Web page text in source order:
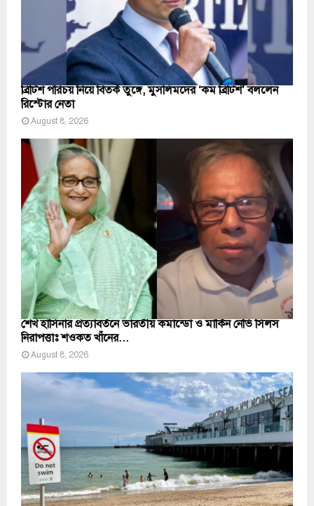
ব্রিটিশ পরিচয় নিয়ে বিতর্ক তুঙ্গে, মুসলিমদের ‘কম ব্রিটিশ’ বললেন
রিস্টোর নেতা
August 8, 2026
শেখ হাসিনার প্রত্যাবর্তনে ভারতীয় কমান্ডো ও মার্কিন নেভি সিলস
নিরাপত্তাঃ শওকত খাঁনের...
August 8, 2026